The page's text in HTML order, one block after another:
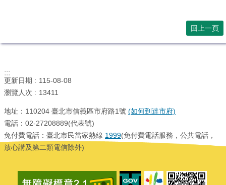
回上一頁
:::
更新日期
115-08-08
瀏覽人次
13411
地址：110204 臺北市信義區市府路1號 (如何到達市府)
電話：02-27208889(代表號)
免付費電話：臺北市民當家熱線 1999(免付費電話服務，公共電話，
放心講及第二類電信除外)